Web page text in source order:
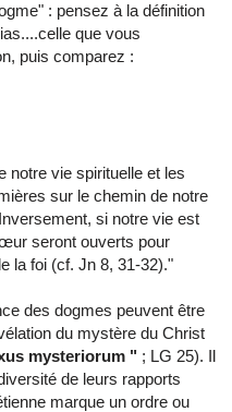
: pensez à la définition
que vous
puis comparez :
notre vie spirituelle et les
sur le chemin de notre
si notre vie est
seront ouverts pour
la foi (cf. Jn 8, 31-32)."
des dogmes peuvent être
du mystère du Christ
mysteriorum " ; LG 25). Il
de leurs rapports
marque un ordre ou